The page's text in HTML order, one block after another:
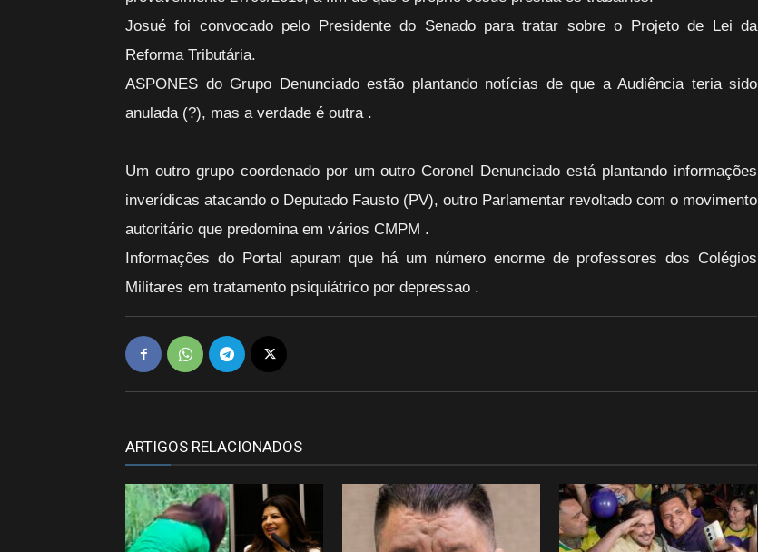
Josué foi convocado pelo Presidente do Senado para tratar sobre o Projeto de Lei da
Reforma Tributária.
ASPONES do Grupo Denunciado estão plantando notícias de que a Audiência teria sido
anulada (?), mas a verdade é outra .
Um outro grupo coordenado por um outro Coronel Denunciado está plantando informações
inverídicas atacando o Deputado Fausto (PV), outro Parlamentar revoltado com o movimento
autoritário que predomina em vários CMPM .
Informações do Portal apuram que há um número enorme de professores dos Colégios
Militares em tratamento psiquiátrico por depressao .
ARTIGOS RELACIONADOS